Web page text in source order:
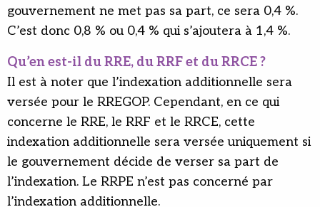
gouvernement ne met pas sa part, ce sera 0,4 %.
C’est donc 0,8 % ou 0,4 % qui s’ajoutera à 1,4 %.
Qu’en est-il du RRE, du RRF et du RRCE ?
Il est à noter que l’indexation additionnelle sera
versée pour le RREGOP. Cependant, en ce qui
concerne le RRE, le RRF et le RRCE, cette
indexation additionnelle sera versée uniquement si
le gouvernement décide de verser sa part de
l’indexation. Le RRPE n’est pas concerné par
l’indexation additionnelle.